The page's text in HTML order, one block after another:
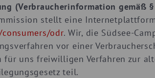
(Verbraucherinformation gemäß
stellt eine
consumers/odr. Wir, die Südsee-
vor einer
für uns freiwilligen Verfahren zur
teil.